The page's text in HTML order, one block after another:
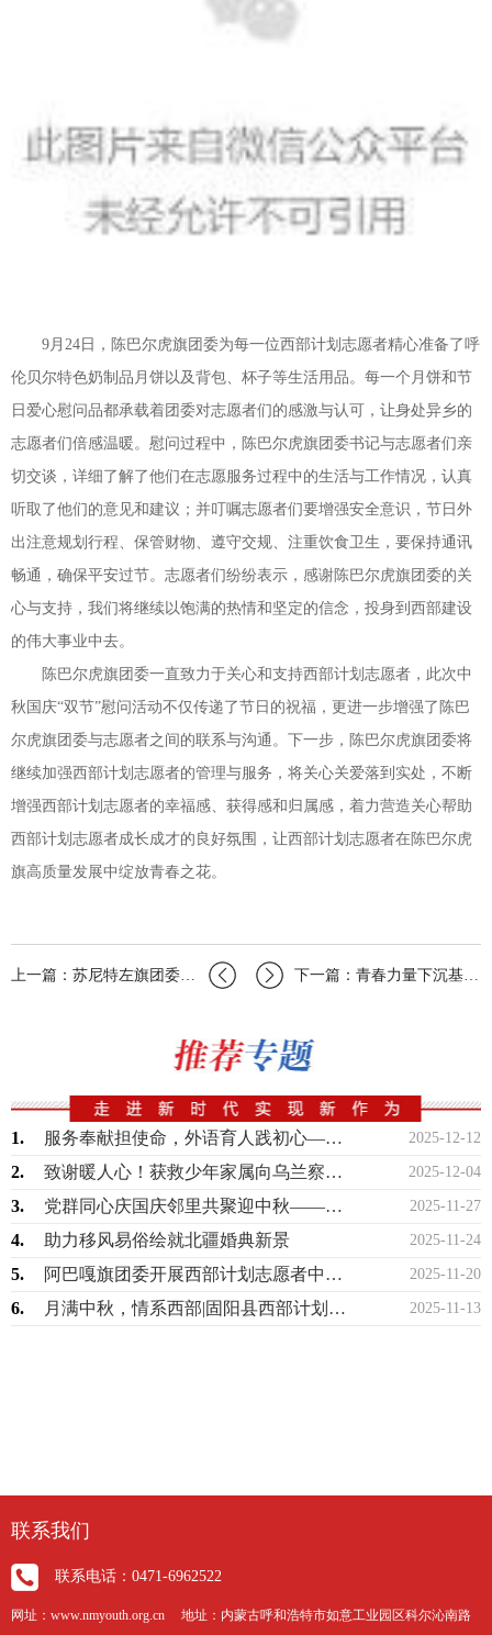
9月24日，陈巴尔虎旗团委为每一位西部计划志愿者精心准备了呼
伦贝尔特色奶制品月饼以及背包、杯子等生活用品。每一个月饼和节
日爱心慰问品都承载着团委对志愿者们的感激与认可，让身处异乡的
志愿者们倍感温暖。慰问过程中，陈巴尔虎旗团委书记与志愿者们亲
切交谈，详细了解了他们在志愿服务过程中的生活与工作情况，认真
听取了他们的意见和建议；并叮嘱志愿者们要增强安全意识，节日外
出注意规划行程、保管财物、遵守交规、注重饮食卫生，要保持通讯
畅通，确保平安过节。志愿者们纷纷表示，感谢陈巴尔虎旗团委的关
心与支持，我们将继续以饱满的热情和坚定的信念，投身到西部建设
的伟大事业中去。
陈巴尔虎旗团委一直致力于关心和支持西部计划志愿者，此次中
秋国庆“双节”慰问活动不仅传递了节日的祝福，更进一步增强了陈巴
尔虎旗团委与志愿者之间的联系与沟通。下一步，陈巴尔虎旗团委将
继续加强西部计划志愿者的管理与服务，将关心关爱落到实处，不断
增强西部计划志愿者的幸福感、获得感和归属感，着力营造关心帮助
西部计划志愿者成长成才的良好氛围，让西部计划志愿者在陈巴尔虎
旗高质量发展中绽放青春之花。
上一篇：苏尼特左旗团委组织开展西部计划志愿者节前慰问暨团建活动 下一篇：青春力量下沉基层志愿同行共赴新征程——克旗志愿服务活动
2025-12-12
1. 服务奉献担使命，外语育人践初心——内蒙古大学外国语学院志愿服务彰显育人成效
2025-12-04
2. 致谢暖人心！获救少年家属向乌兰察布市蓝天救援青年突击队赠锦旗、捐物资
2025-11-27
3. 党群同心庆国庆邻里共聚迎中秋——民族团结进步宣传月主题活动
2025-11-24
4. 助力移风易俗绘就北疆婚典新景
2025-11-20
5. 阿巴嘎旗团委开展西部计划志愿者中秋慰问暨节前安全教育座谈会
2025-11-13
6. 月满中秋，情系西部|固阳县西部计划志愿者共度温馨中秋
联系我们
联系电话：0471-6962522
网址：www.nmyouth.org.cn 地址：内蒙古呼和浩特市如意工业园区科尔沁南路